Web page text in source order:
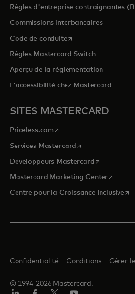
Règles d'entreprise contraignantes
Commissions interbancaires
Code de conduites’ouvre dans un
Règles Mastercard Switch
Aperçu de la réglementation
L'accessibilité chez Mastercard
SITES MASTERCARD
Priceless.com s’ouvre dans un nouvel
Services Mastercard s’ouvre dans un
Développeurs Mastercards’ouvre
Mastercard Marketing Centers’ouvre
Centre pour la Croissance Inclusive
© 1994-2026 Mastercard.
Confidentialité Conditions Gérer